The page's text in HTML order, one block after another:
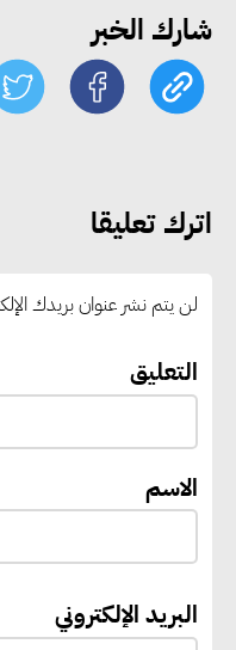
شارك الخبر
اترك تعليقا
لن يتم نشر عنوان بريدك
التعليق
الاسم
البريد الإلكتروني
الصين
وجذب
رئيس
يعمل
حوكمة